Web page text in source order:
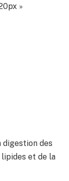
»
des
et de la